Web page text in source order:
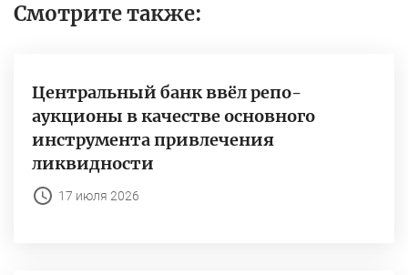
Смотрите также:
Центральный банк ввёл репо-
аукционы в качестве основного
инструмента привлечения
ликвидности
17 июля 2026